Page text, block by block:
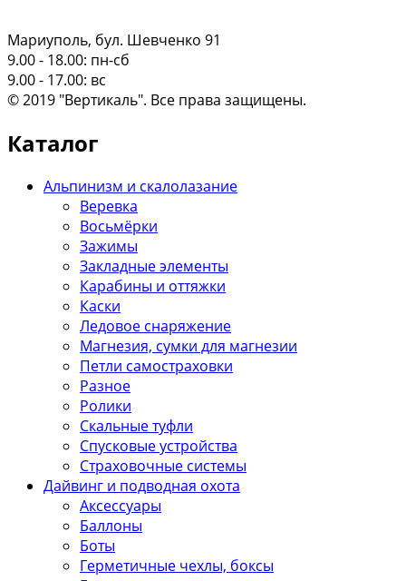
Мариуполь, бул. Шевченко 91
9.00 - 18.00: пн-сб
9.00 - 17.00: вс
© 2019 "Вертикаль". Все права защищены.
Каталог
Альпинизм и скалолазание
Веревка
Восьмёрки
Зажимы
Закладные элементы
Карабины и оттяжки
Каски
Ледовое снаряжение
Магнезия, сумки для магнезии
Петли самостраховки
Разное
Ролики
Скальные туфли
Спусковые устройства
Страховочные системы
Дайвинг и подводная охота
Аксессуары
Баллоны
Боты
Герметичные чехлы, боксы